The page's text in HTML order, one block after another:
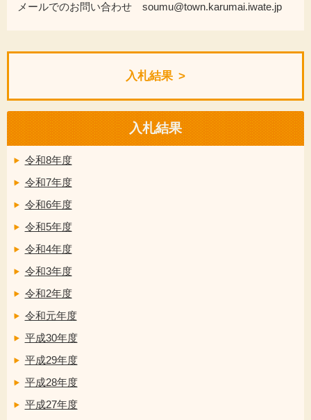
メールでのお問い合わせ soumu@town.karumai.iwate.jp
入札結果
入札結果
令和8年度
令和7年度
令和6年度
令和5年度
令和4年度
令和3年度
令和2年度
令和元年度
平成30年度
平成29年度
平成28年度
平成27年度